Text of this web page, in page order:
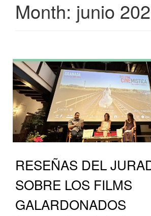
Month: junio
RESEÑAS DEL
SOBRE LOS FILMS
GALARDONADOS